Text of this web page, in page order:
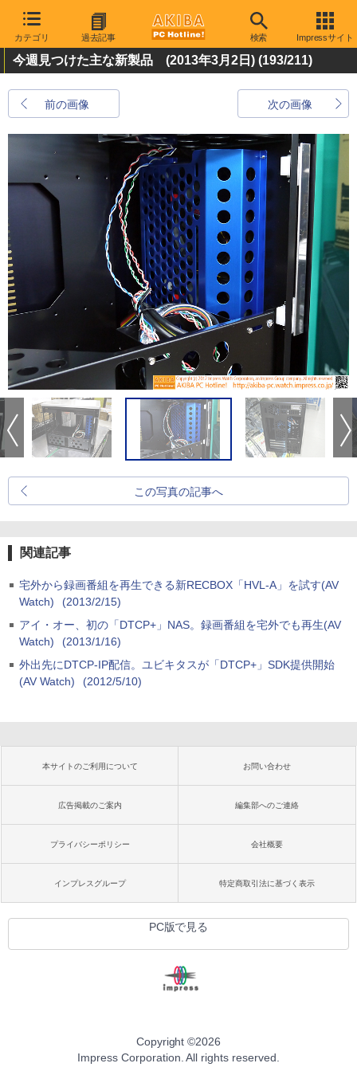
カテゴリ 過去記事 検索 Impressサイト
今週見つけた主な新製品 (2013年3月2日) (193/211)
前の画像 次の画像
この写真の記事へ
関連記事
宅外から録画番組を再生できる新RECBOX「HVL-A」を試す(AV
Watch)
(2013/2/15)
アイ・オー、初の「DTCP+」NAS。録画番組を宅外でも再生(AV
Watch)
(2013/1/16)
外出先にDTCP-IP配信。ユビキタスが「DTCP+」SDK提供開始
(AV Watch)
(2012/5/10)
本サイトのご利用について お問い合わせ
広告掲載のご案内 編集部へのご連絡
プライバシーポリシー 会社概要
インプレスグループ 特定商取引法に基づく表示
PC版で見る
Copyright ©2026
Impress Corporation. All rights reserved.